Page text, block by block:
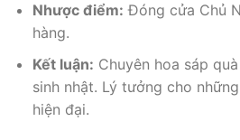
Nhược điểm: Đóng cửa Chủ
hàng.
Kết luận: Chuyên hoa sáp
sinh nhật. Lý tưởng cho
hiện đại.